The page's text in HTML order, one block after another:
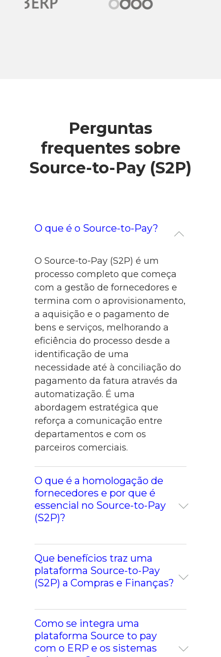
Perguntas
frequentes sobre
Source-to-Pay (S2P)
O que é o Source-to-Pay?
O Source-to-Pay (S2P) é um
processo completo que começa
com a gestão de fornecedores e
termina com o aprovisionamento,
a aquisição e o pagamento de
bens e serviços, melhorando a
eficiência do processo desde a
identificação de uma
necessidade até à conciliação do
pagamento da fatura através da
automatização. É uma
abordagem estratégica que
reforça a comunicação entre
departamentos e com os
parceiros comerciais.
O que é a homologação de
fornecedores e por que é
essencial no Source-to-Pay
(S2P)?
é o processo de avaliar, validar e
documentar que um fornecedor
cumpre os requisitos definidos
trabalhar com ele. No contexto do
Source-to-Pay, é fundamental
porque reduz riscos, evita registos
Que benefícios traz uma
plataforma Source-to-Pay
(S2P) a Compras e Finanças?
uniformizar processos, reduzir
tarefas manuais, melhorar a
Como se integra uma
plataforma Source to pay
com o ERP e os sistemas